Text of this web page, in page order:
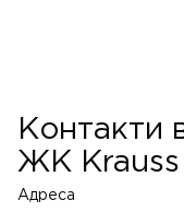
Контакти
ЖК Krauss
Адреса